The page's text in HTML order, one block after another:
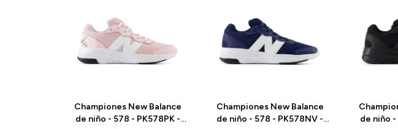
Championes New Balance
de niño - 578 - PK578PK -
Championes New Balance
de niño - 578 - PK578NV -
de niño -